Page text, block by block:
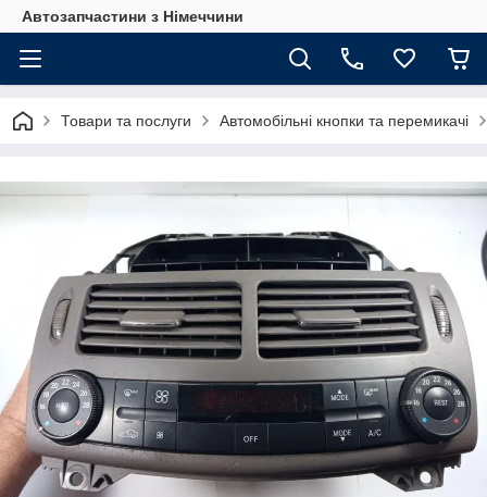
Автозапчастини з Німеччини
Товари та послуги Автомобільні кнопки та перемикачі